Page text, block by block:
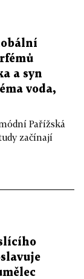
a syn
voda,
Pařížská
začínají